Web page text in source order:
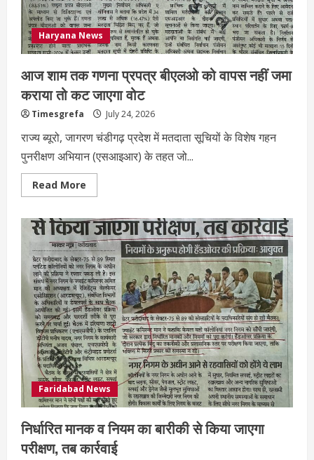
Haryana News
आज शाम तक गणना प्रपत्र बीएलओ को वापस नहीं जमा
कराया तो कट जाएगा वोट
Timesgrefa July 24, 2026
राज्य ब्यूरो, जागरण चंडीगढ़ प्रदेश में मतदाता सूचियों के विशेष गहन
पुनरीक्षण अभियान (एसआइआर) के तहत जो...
Read More
Faridabad News
निर्धारित मानक व नियम का बारीकी से किया जाएगा
परीक्षण, तब कार्रवाई